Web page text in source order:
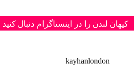
کیهان لندن را در اینستاگرام دنبال کنید
kayhanlondon